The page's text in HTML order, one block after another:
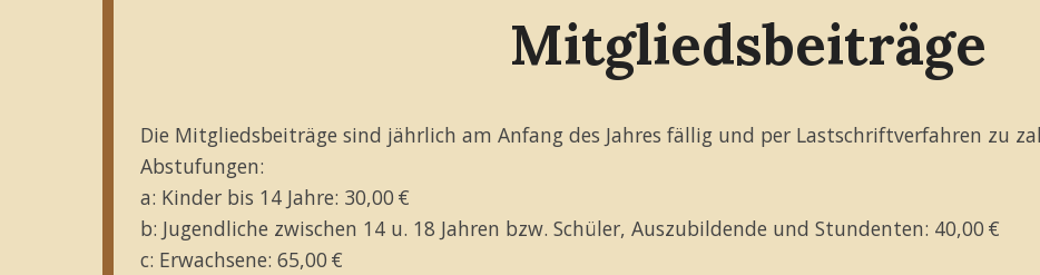
Mitgliedsbeiträge
Die Mitgliedsbeiträge sind jährlich am Anfang des Jahres fällig und per Lastschriftverfahren zu
Abstufungen:
a: Kinder bis 14 Jahre: 30,00 €
b: Jugendliche zwischen 14 u. 18 Jahren bzw. Schüler, Auszubildende und Stundenten: 40,00 €
c: Erwachsene: 65,00 €